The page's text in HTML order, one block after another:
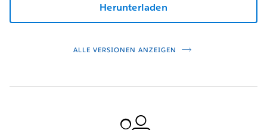
Herunterladen
ALLE VERSIONEN ANZEIGEN